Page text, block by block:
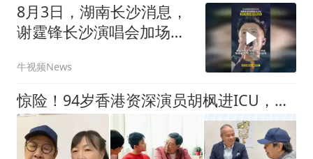
8月3日，湖南长沙消息，
谢霆锋长沙演唱会加场，
牛视频News
惊险！94岁香港资深演员胡枫进ICU，昏迷四天，发视频报平安